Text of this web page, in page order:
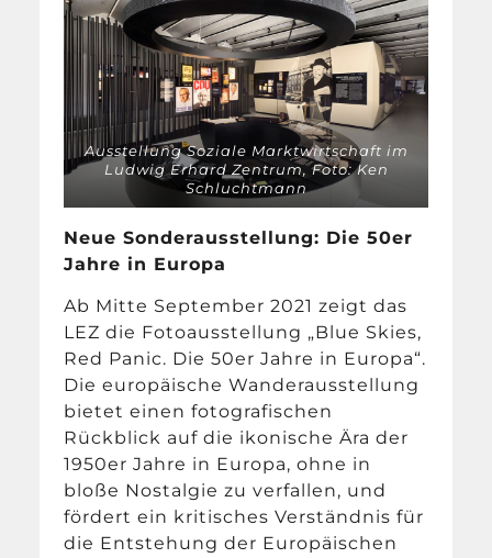
Ausstellung Soziale Marktwirtschaft im
Ludwig Erhard Zentrum, Foto: Ken
Schluchtmann
Neue Sonderausstellung: Die 50er
Jahre in Europa
Ab Mitte September 2021 zeigt das
LEZ die Fotoausstellung „Blue Skies,
Red Panic. Die 50er Jahre in Europa“.
Die europäische Wanderausstellung
bietet einen fotografischen
Rückblick auf die ikonische Ära der
1950er Jahre in Europa, ohne in
bloße Nostalgie zu verfallen, und
fördert ein kritisches Verständnis für
die Entstehung der Europäischen